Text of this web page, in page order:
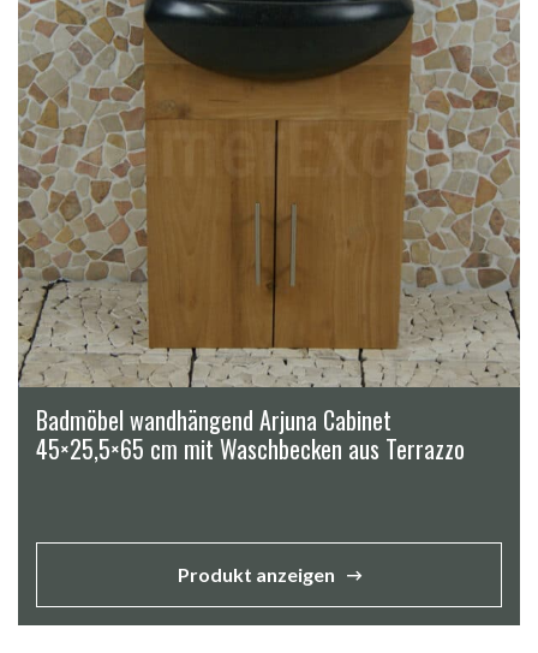
war:
€ 399,50
ist:
€ 100,00.
Badmöbel wandhängend Arjuna Cabinet
45×25,5×65 cm mit Waschbecken aus Terrazzo
Produkt anzeigen